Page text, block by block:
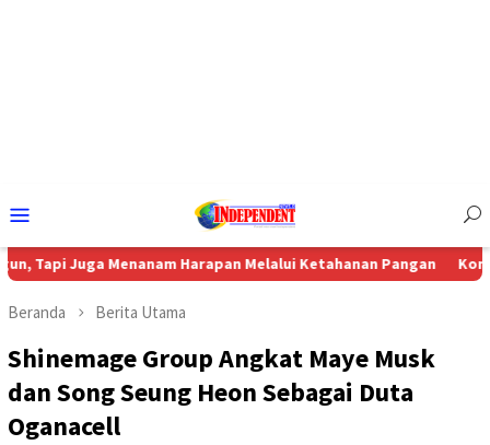
Mobile
Menanam Harapan Melalui Ketahanan Pangan Komisi 4 DPRD
Beranda Berita Utama
Shinemage Group Angkat Maye Musk
dan Song Seung Heon Sebagai Duta
Oganacell